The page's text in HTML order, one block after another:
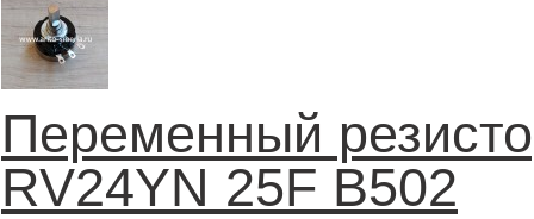
Переменный
RV24YN 25F B502